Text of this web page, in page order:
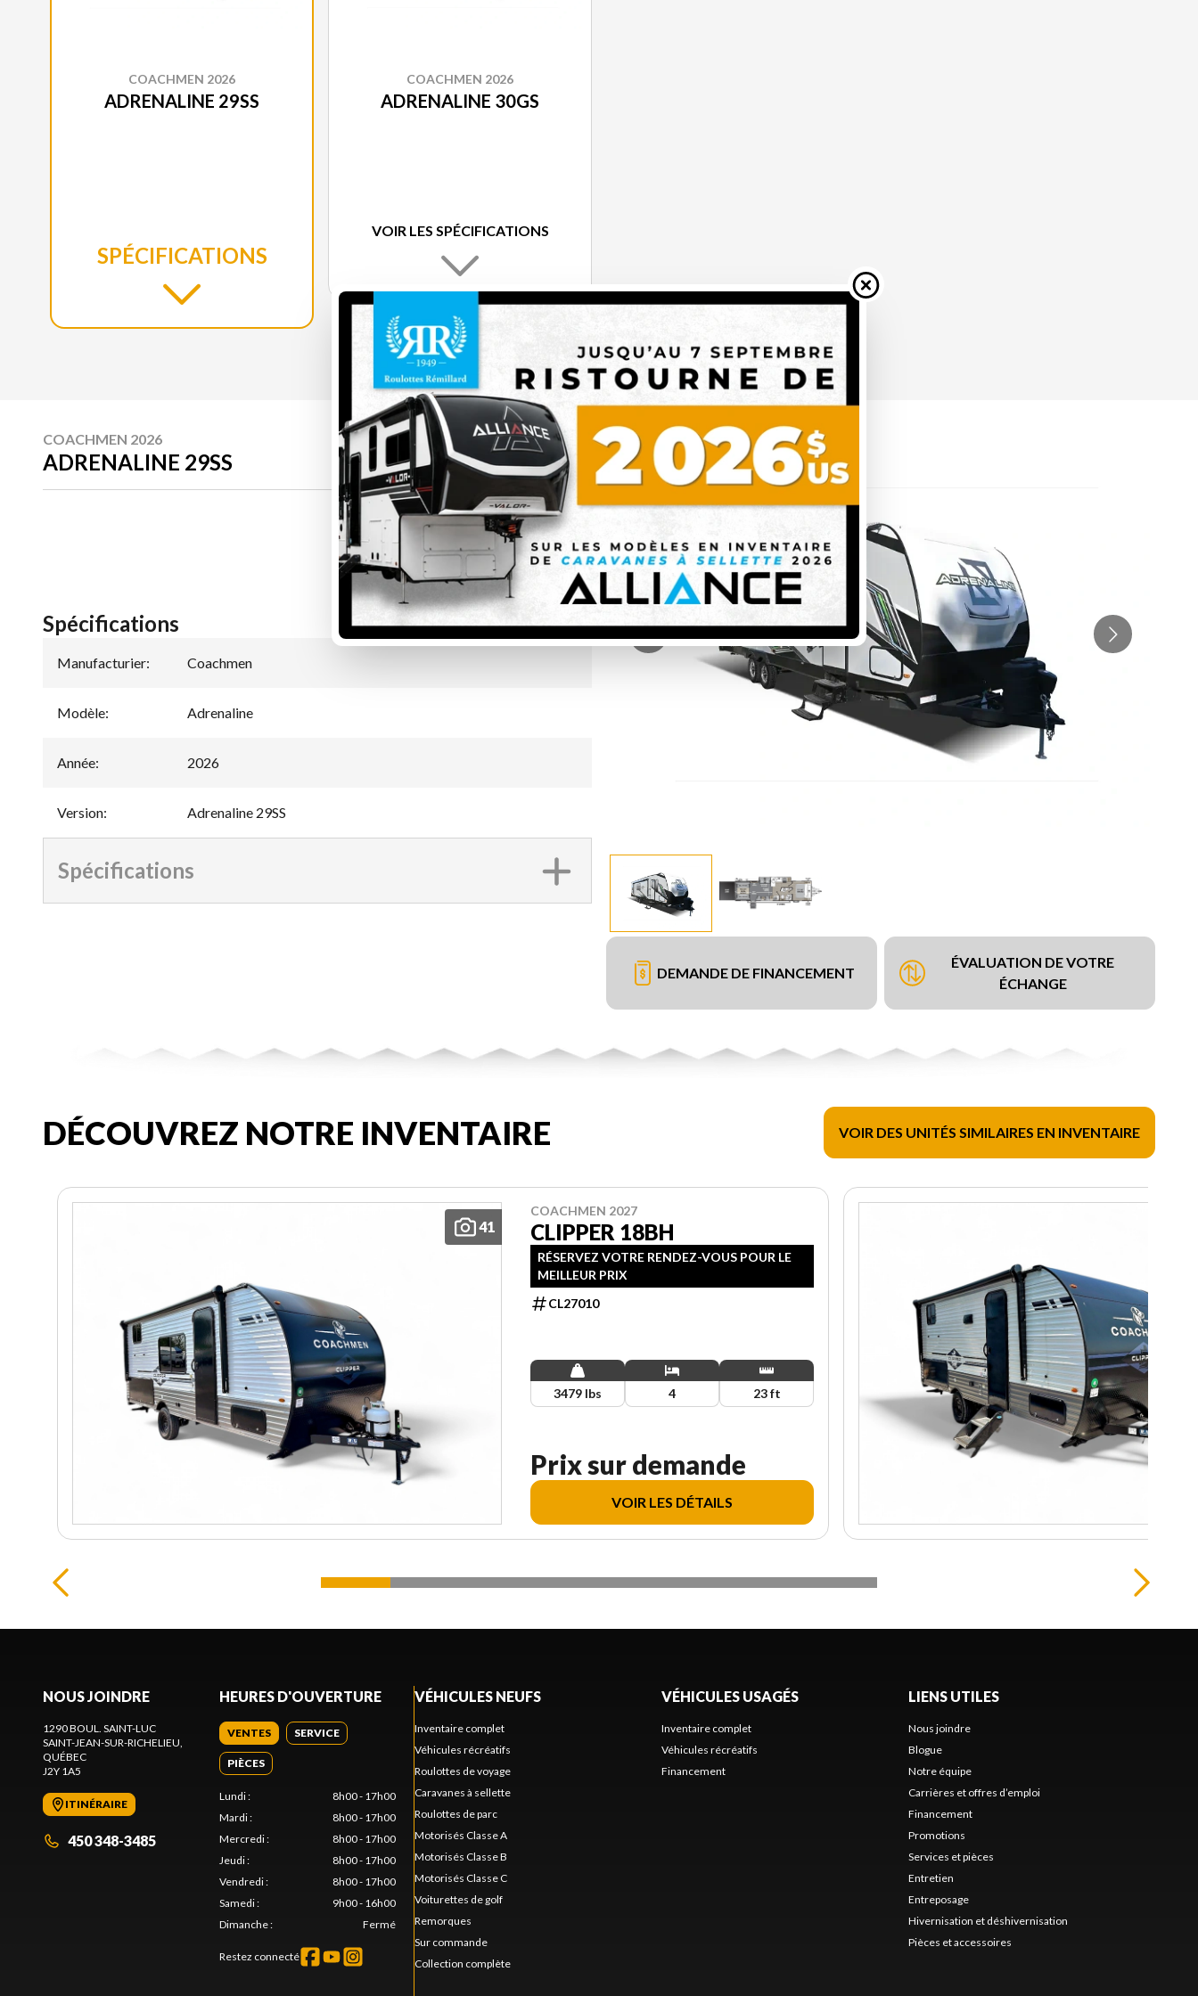
COACHMEN 2026
ADRENALINE 29SS
SPÉCIFICATIONS
COACHMEN 2026
ADRENALINE 30GS
VOIR LES SPÉCIFICATIONS
COACHMEN 2026
ADRENALINE 29SS
DEMANDE DE FINANCEMENT
ÉVALUATION DE VOTRE
ÉCHANGE
Spécifications
Manufacturier: Coachmen
Modèle: Adrenaline
Année: 2026
Version: Adrenaline 29SS
Spécifications
DÉCOUVREZ NOTRE INVENTAIRE VOIR DES UNITÉS SIMILAIRES EN INVENTAIRE
41
COACHMEN 2027
CLIPPER 18BH
RÉSERVEZ VOTRE RENDEZ-VOUS POUR LE
MEILLEUR PRIX
CL27010
3479 lbs 4 23 ft
Prix sur demande
VOIR LES DÉTAILS
NOUS JOINDRE
1290 BOUL. SAINT-LUC
SAINT-JEAN-SUR-RICHELIEU
QUÉBEC
J2Y 1A5
ITINÉRAIRE
450 348-3485
HEURES D'OUVERTURE
VENTES SERVICE
PIÈCES
Lundi:
8h00 - 17h00
Mardi:
8h00 - 17h00
Mercredi:
8h00 - 17h00
Jeudi:
8h00 - 17h00
Vendredi:
8h00 - 17h00
Samedi:
9h00 - 16h00
Dimanche: Fermé
Restez connecté
VÉHICULES NEUFS
Inventaire complet
Véhicules récréatifs
Roulottes de voyage
Caravanes à sellette
Roulottes de parc
Motorisés Classe A
Motorisés Classe B
Motorisés Classe C
Voiturettes de golf
Remorques
Sur commande
Collection complète
VÉHICULES USAGÉS
Inventaire complet
Véhicules récréatifs
Financement
LIENS UTILES
Nous joindre
Blogue
Notre équipe
Carrières et offres d’emploi
Financement
Promotions
Services et pièces
Entretien
Entreposage
Hivernisation et déshivernisation
Pièces et accessoires